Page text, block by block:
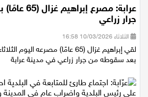
عرابة: مصرع
جرار زراعي
الثلاثاء 10/03/2026 16:58
لقي إبراهيم غزال (65 عامًا) مصرعه
بعد سقوطه من جرار زراعي في مدينة عرابة